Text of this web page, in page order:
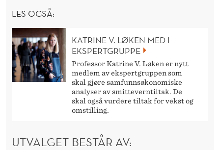
LES OGSÅ:
KATRINE V. LØKEN MED I
EKSPERTGRUPPE
Professor Katrine V. Løken er nytt
medlem av ekspertgruppen som
skal gjøre samfunnsøkonomiske
analyser av smitteverntiltak. De
skal også vurdere tiltak for vekst og
omstilling.
UTVALGET BESTÅR AV: